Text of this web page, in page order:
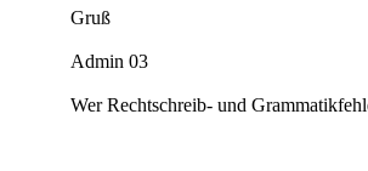
Gruß
Admin 03
Wer Rechtschreib- und